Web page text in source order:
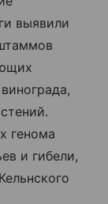
выявили
генома
и гибели,